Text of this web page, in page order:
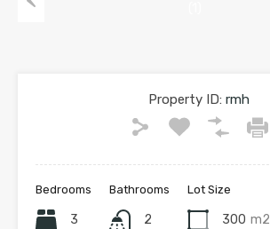
Property ID: rmh
Bedrooms
3
Bathrooms
2
Lot Size
300 m2